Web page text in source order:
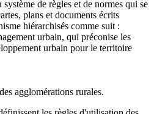
de règles et de normes qui se
plans et documents écrits
hiérarchisés comme suit :
urbain, qui préconise les
urbain pour le territoire
agglomérations rurales.